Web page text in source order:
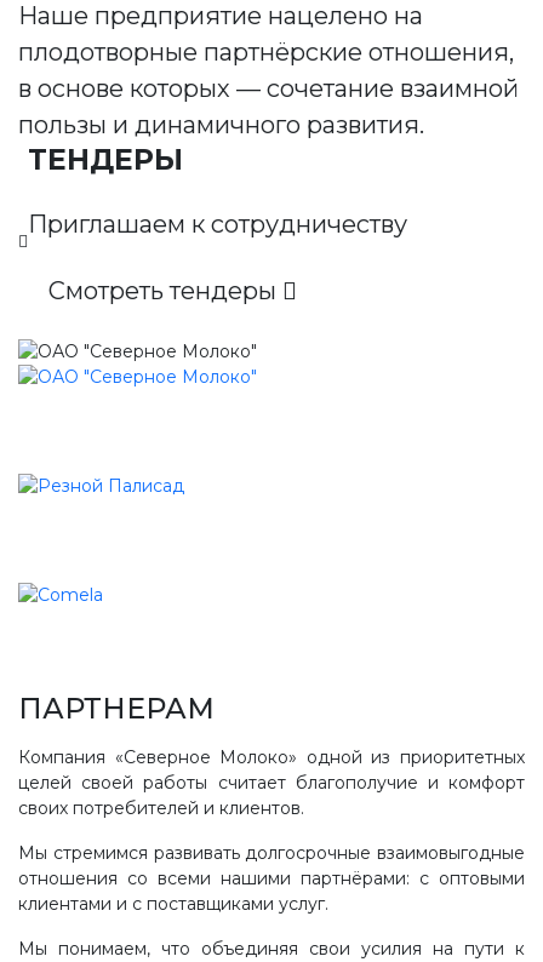
Наше предприятие нацелено на
плодотворные партнёрские отношения,
в основе которых — сочетание взаимной
пользы и динамичного развития.
ТЕНДЕРЫ
Приглашаем к сотрудничеству
Смотреть тендеры
ПАРТНЕРАМ
Компания «Северное Молоко» одной из приоритетных
целей своей работы считает благополучие и комфорт
своих потребителей и клиентов.
Мы стремимся развивать долгосрочные взаимовыгодные
отношения со всеми нашими партнёрами: с оптовыми
клиентами и с поставщиками услуг.
Мы понимаем, что объединяя свои усилия на пути к